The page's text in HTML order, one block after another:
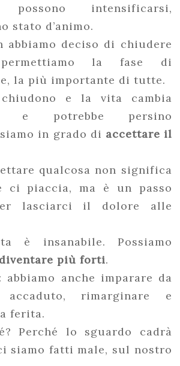
possono intensificarsi,
stato d’animo.
abbiamo deciso di chiudere
la fase di
la più importante di tutte.
e la vita cambia
e potrebbe persino
in grado di accettare il
qualcosa non significa
ci piaccia, ma è un passo
lasciarci il dolore alle
è insanabile. Possiamo
più forti.
abbiamo anche imparare da
rimarginare e
ferita.
Perché lo sguardo cadrà
siamo fatti male, sul nostro